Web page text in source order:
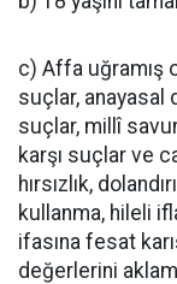
c) Affa uğramış
suçlar, anayasal
suçlar, millî
karşı suçlar ve
hırsızlık,
kullanma, hileli
ifasına fesat
değerlerini